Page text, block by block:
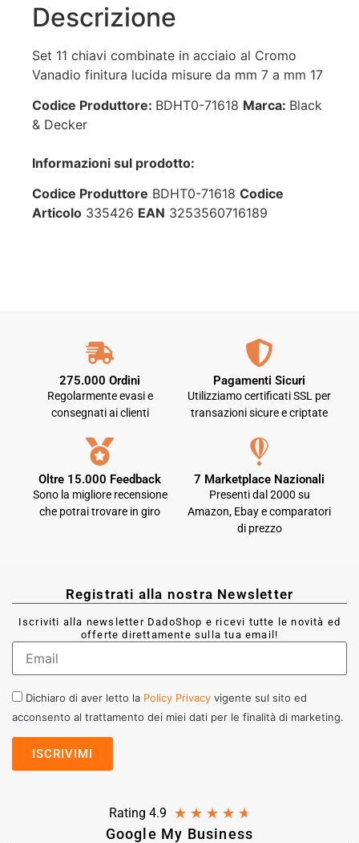
Descrizione
Set 11 chiavi combinate in acciaio al Cromo
Vanadio finitura lucida misure da mm 7 a mm 17
Codice Produttore: BDHT0-71618 Marca: Black
& Decker
Informazioni sul prodotto:
Codice Produttore BDHT0-71618 Codice
Articolo 335426 EAN 3253560716189
275.000 Ordini
Regolarmente evasi e
consegnati ai clienti
Pagamenti Sicuri
Utilizziamo certificati SSL per
transazioni sicure e criptate
Oltre 15.000 Feedback
Sono la migliore recensione
che potrai trovare in giro
7 Marketplace Nazionali
Presenti dal 2000 su
Amazon, Ebay e comparatori
di prezzo
Registrati alla nostra Newsletter
Iscriviti alla newsletter DadoShop e ricevi tutte le novità ed
offerte direttamente sulla tua email!
Dichiaro di aver letto la Policy Privacy vigente sul sito ed
acconsento al trattamento dei miei dati per le finalità di marketing.
Rating 4.9 ★ ★ ★ ★ ★
Google My Business